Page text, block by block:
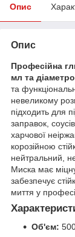
Опис
Опис
Професійна
мл та
та
невеликому
підходить для
заправок,
харчової
корозійною
нейтральний,
Миска має
забезпечує
миття у
Об'єм: